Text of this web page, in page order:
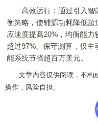
高效运行：通过引入智
衡策略，使辅源功耗降低超
应速度提高20%，均衡能
超过97%。保守测算，仅
能系统节省超百万美元。
文章内容仅供阅读，不构
操作，风险自担。